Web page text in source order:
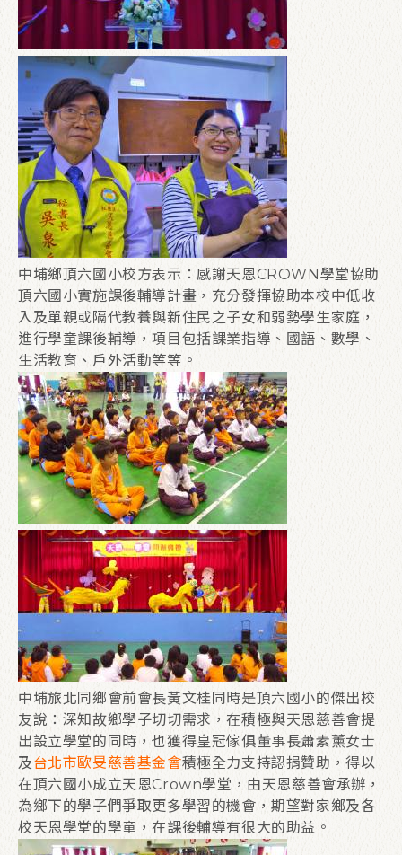
中埔鄉頂六國小校方表示：感謝天恩CROWN學堂協助
頂六國小實施課後輔導計畫，充分發揮協助本校中低收
入及單親或隔代教養與新住民之子女和弱勢學生家庭，
進行學童課後輔導，項目包括課業指導、國語、數學、
生活教育、戶外活動等等。
中埔旅北同鄉會前會長黃文桂同時是頂六國小的傑出校
友說：深知故鄉學子切切需求，在積極與天恩慈善會提
出設立學堂的同時，也獲得皇冠傢俱董事長蕭素薰女士
及台北市歐旻慈善基金會積極全力支持認捐贊助，得以
在頂六國小成立天恩Crown學堂，由天恩慈善會承辦，
為鄉下的學子們爭取更多學習的機會，期望對家鄉及各
校天恩學堂的學童，在課後輔導有很大的助益。